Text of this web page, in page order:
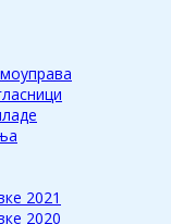
2021
2020